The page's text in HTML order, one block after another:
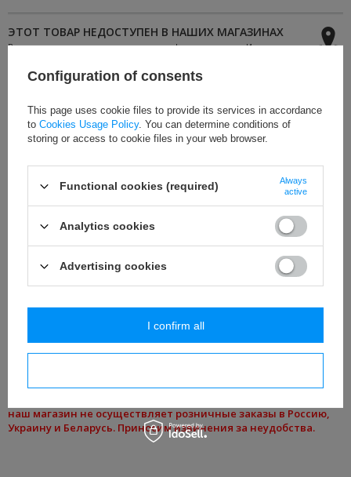
ЭТОТ ТОВАР НЕДОСТУПЕН В НАШИХ МАГАЗИНАХ
Вы можете купить этот продукт, не оформляя заказ в Интернете, а
в каких пунктах доступен продукт.
светло-коричневый
Цена за:
1 штуку
: вискоза,хлопок
Полная длина: 800 мм
Длина кисти: 160 мм
! ФОТО ОСТАЛИСЬ присутствуют только МОДЕЛЬ
цвета квыбрать из спискас правой стороны (ЕСЛИ доступны
разные цвета)
Из-за высокой стоимости доставки товаров с помощью
наш магазин не осуществляет розничные заказы в Россию,
Украину и Беларусь. Приносим извинения за неудобства.
Configuration of consents
This page uses cookie files to provide its services in accordance
to Cookies Usage Policy. You can determine conditions of
storing or access to cookie files in your web browser.
Functional cookies (required)
Always
active
Analytics cookies
Advertising cookies
I confirm all